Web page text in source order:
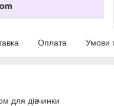
Оплата Умови
для дівчинки